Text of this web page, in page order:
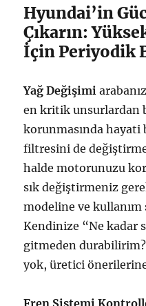
Hyundai’in
Çıkarın:
İçin Periyodik
Yağ Değişimi
en kritik unsurlardan
korunmasında hayati
filtresini de
halde motorunuzu
sık değiştirmeniz
modeline ve kullanım
Kendinize “Ne kadar
gitmeden
yok, üretici
Fren Sistemi